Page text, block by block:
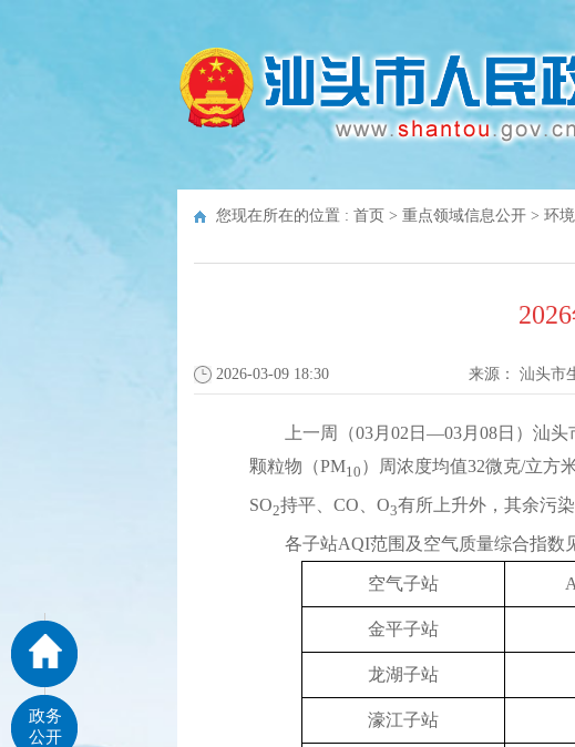
您现在所在的位置 : 首页 > 重点领域信息公开 > 环
2026-03-09 18:30 来源： 汕头市
上一周（03月02日—03月08日）汕头
颗粒物（PM10 ）周浓度均值32微克/立方
SO2持平、CO、O3有所上升外，其余污染
各子站AQI范围及空气质量综合指数
空气子站
金平子站
龙湖子站
濠江子站
政务
公开